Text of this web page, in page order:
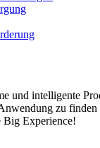
und intelligente
zu finden
Big Experience!